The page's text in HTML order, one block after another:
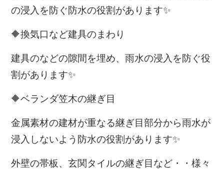
の浸入を防ぐ防水の役割があります✨
🔶換気口など建具のまわり
建具のなどの隙間を埋め、雨水の浸入を防ぐ役
割があります✨
🔶ベランダ笠木の継ぎ目
金属素材の建材が重なる継ぎ目部分から雨水が
浸入しないよう防水の役割があります✨
外壁の帯板、玄関タイルの継ぎ目など・・様々